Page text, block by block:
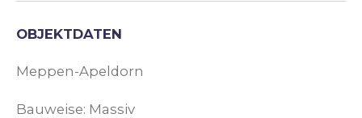
OBJEKTDATEN
Meppen-Apeldorn
Bauweise: Massiv